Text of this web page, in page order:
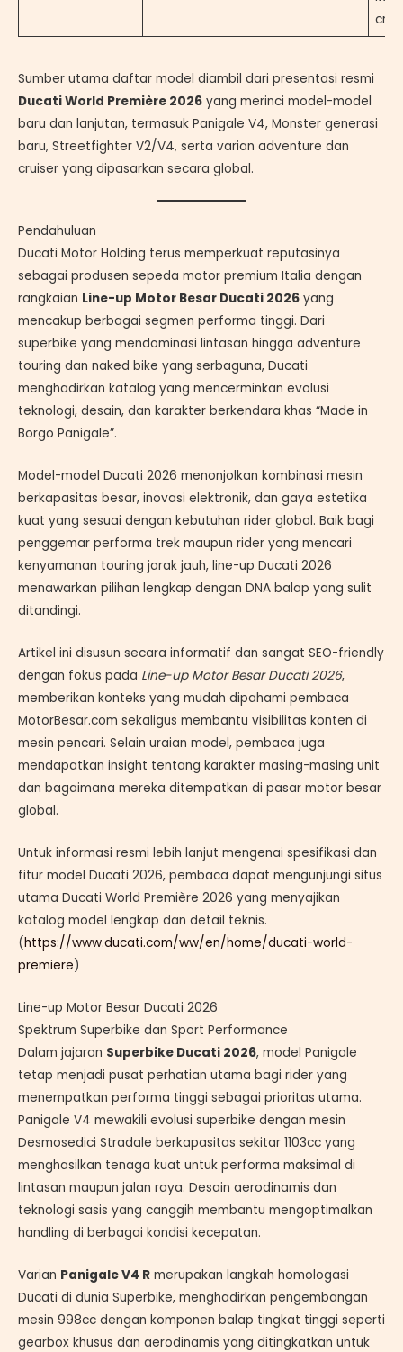
Sumber utama daftar model diambil dari presentasi resmi
Ducati World Première 2026 yang merinci model-model
baru dan lanjutan, termasuk Panigale V4, Monster generasi
baru, Streetfighter V2/V4, serta varian adventure dan
cruiser yang dipasarkan secara global.
Pendahuluan
Ducati Motor Holding terus memperkuat reputasinya
sebagai produsen sepeda motor premium Italia dengan
rangkaian Line-up Motor Besar Ducati 2026 yang
mencakup berbagai segmen performa tinggi. Dari
superbike yang mendominasi lintasan hingga adventure
touring dan naked bike yang serbaguna, Ducati
menghadirkan katalog yang mencerminkan evolusi
teknologi, desain, dan karakter berkendara khas “Made in
Borgo Panigale”.
Model-model Ducati 2026 menonjolkan kombinasi mesin
berkapasitas besar, inovasi elektronik, dan gaya estetika
kuat yang sesuai dengan kebutuhan rider global. Baik bagi
penggemar performa trek maupun rider yang mencari
kenyamanan touring jarak jauh, line-up Ducati 2026
menawarkan pilihan lengkap dengan DNA balap yang sulit
ditandingi.
Artikel ini disusun secara informatif dan sangat SEO-friendly
dengan fokus pada Line-up Motor Besar Ducati 2026,
memberikan konteks yang mudah dipahami pembaca
MotorBesar.com sekaligus membantu visibilitas konten di
mesin pencari. Selain uraian model, pembaca juga
mendapatkan insight tentang karakter masing-masing unit
dan bagaimana mereka ditempatkan di pasar motor besar
global.
Untuk informasi resmi lebih lanjut mengenai spesifikasi dan
fitur model Ducati 2026, pembaca dapat mengunjungi situs
utama Ducati World Première 2026 yang menyajikan
katalog model lengkap dan detail teknis.
(https://www.ducati.com/ww/en/home/ducati-world-
premiere)
Line-up Motor Besar Ducati 2026
Spektrum Superbike dan Sport Performance
Dalam jajaran Superbike Ducati 2026, model Panigale
tetap menjadi pusat perhatian utama bagi rider yang
menempatkan performa tinggi sebagai prioritas utama.
Panigale V4 mewakili evolusi superbike dengan mesin
Desmosedici Stradale berkapasitas sekitar 1103cc yang
menghasilkan tenaga kuat untuk performa maksimal di
lintasan maupun jalan raya. Desain aerodinamis dan
teknologi sasis yang canggih membantu mengoptimalkan
handling di berbagai kondisi kecepatan.
Varian Panigale V4 R merupakan langkah homologasi
Ducati di dunia Superbike, menghadirkan pengembangan
mesin 998cc dengan komponen balap tingkat tinggi seperti
gearbox khusus dan aerodinamis yang ditingkatkan untuk